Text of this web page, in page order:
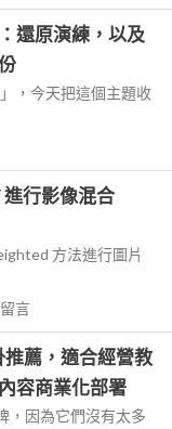
還原演練，以及
，今天把這個主題收
行影像混合
方法進行圖片
言
薦，適合經營教
容商業化部署
，因為它們沒有太多